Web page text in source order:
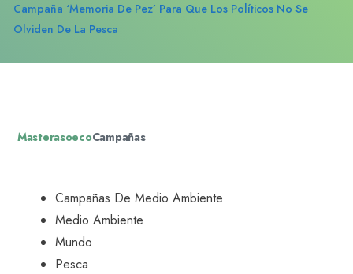
Campaña ‘Memoria De Pez’ Para Que Los Políticos No Se
Olviden De La Pesca
MasterasoecoCampañas
Campañas De Medio Ambiente
Medio Ambiente
Mundo
Pesca